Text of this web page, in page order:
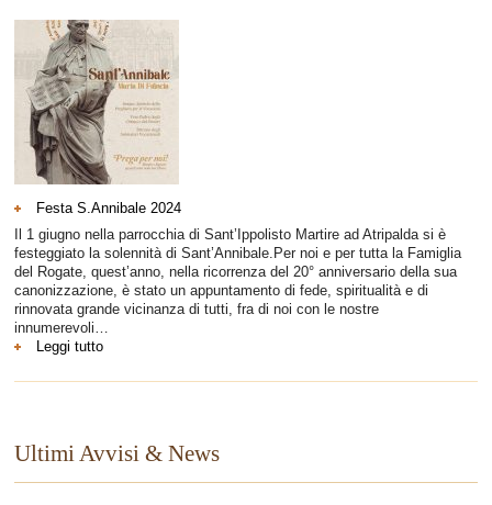
Festa S.Annibale 2024
Il 1 giugno nella parrocchia di Sant’Ippolisto Martire ad Atripalda si è
festeggiato la solennità di Sant’Annibale.Per noi e per tutta la Famiglia
del Rogate, quest’anno, nella ricorrenza del 20° anniversario della sua
canonizzazione, è stato un appuntamento di fede, spiritualità e di
rinnovata grande vicinanza di tutti, fra di noi con le nostre
innumerevoli…
Leggi tutto:
S.Annibale
Ultimi Avvisi & News